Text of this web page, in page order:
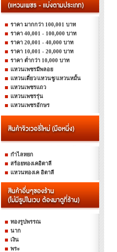
ราคา มากกว่า 100,001 บาท
ราคา 40,001 - 100,000 บาท
ราคา 20,001 - 40,000 บาท
ราคา 10,001 - 20,000 บาท
ราคา ต่ำกว่า 10,000 บาท
แหวนเพชรมีพลอย
แหวนเดี่ยว/แหวนชู/แหวนหมั้น
แหวนเพชรแถว
แหวนเพชรรุ่น
แหวนเพชรอักษร
กำไลหยก
สร้อยทองเคอิตาลี
แหวนทองเค อิตาลี
ทองรูปพรรณ
นาก
เงิน
พระ